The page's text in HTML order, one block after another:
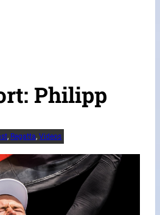
Philipp
, Regatta, Videos